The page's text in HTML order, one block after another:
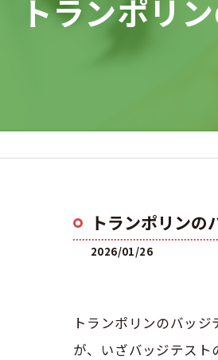
トランポリ
トランポリン
2026/01/26
トランポリンのバッ
が、いざバッジテス